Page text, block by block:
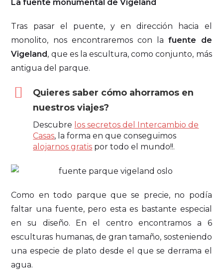
La fuente monumental de Vigeland
Tras pasar el puente, y en dirección hacia el
monolito, nos encontraremos con lafuente de
Vigeland, que es la escultura, como conjunto, más
antigua del parque.
Quieres saber cómo ahorramos en
nuestros viajes?
Descubre los secretos del Intercambio de
Casas, la forma en que conseguimos
alojarnos gratis por todo el mundo!!.
Como en todo parque que se precie, no podía
faltar una fuente, pero esta es bastante especial
en su diseño. En el centro encontramos a 6
esculturas humanas, de gran tamaño, sosteniendo
una especie de plato desde el que se derrama el
agua.